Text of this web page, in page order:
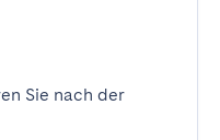
Sie nach der